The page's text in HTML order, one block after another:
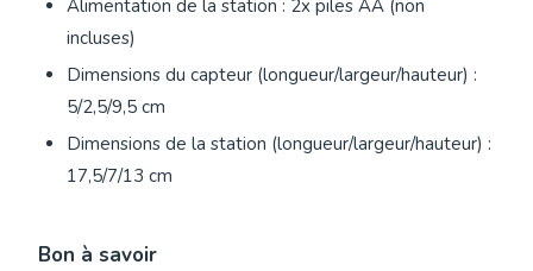
Alimentation de la station : 2x piles AA (non
incluses)
Dimensions du capteur (longueur/largeur/hauteur) :
5/2,5/9,5 cm
Dimensions de la station (longueur/largeur/hauteur) :
17,5/7/13 cm
Bon à savoir